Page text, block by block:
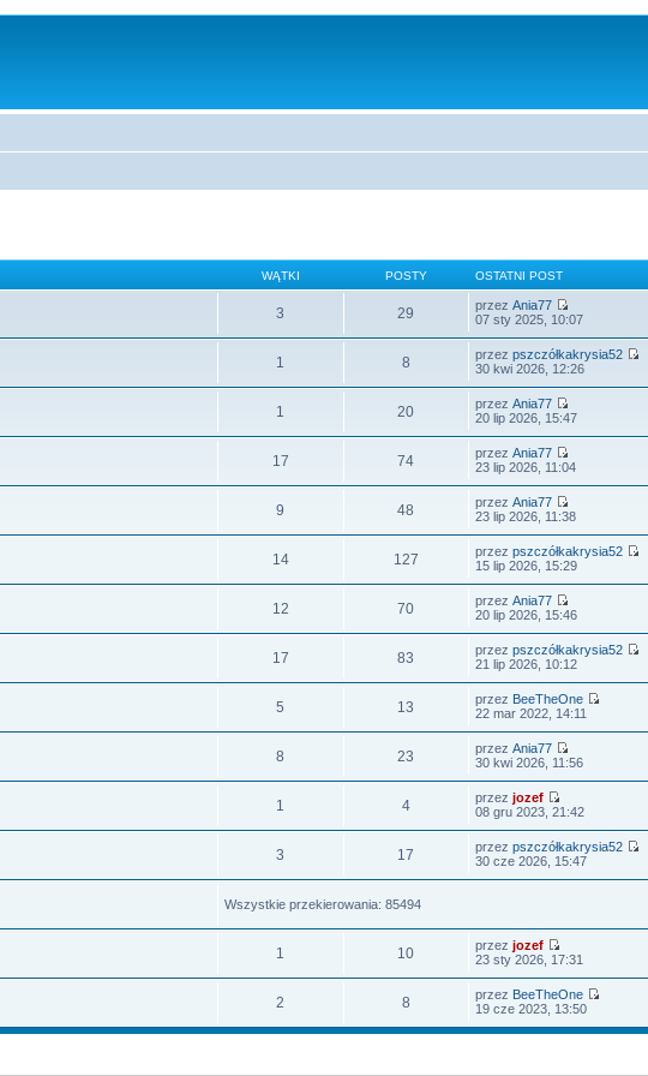
WĄTKI POSTY OSTATNI POST
3 29 przezAnia77
07 sty 2025, 10:07
1 8 przezpszczółkakrysia52
30 kwi 2026, 12:26
1 20 przezAnia77
20 lip 2026, 15:47
17 74 przezAnia77
23 lip 2026, 11:04
9 48 przezAnia77
23 lip 2026, 11:38
14 127 przezpszczółkakrysia52
15 lip 2026, 15:29
12 70 przezAnia77
20 lip 2026, 15:46
17 83 przezpszczółkakrysia52
21 lip 2026, 10:12
5 13 przez BeeTheOne
22 mar 2022, 14:11
8 23 przezAnia77
30 kwi 2026, 11:56
1 4 przezjozef
08 gru 2023, 21:42
3 17 przezpszczółkakrysia52
30 cze 2026, 15:47
Wszystkie przekierowania: 85494
1 10 przezjozef
23 sty 2026, 17:31
2 8 przez BeeTheOne
19 cze 2023, 13:50